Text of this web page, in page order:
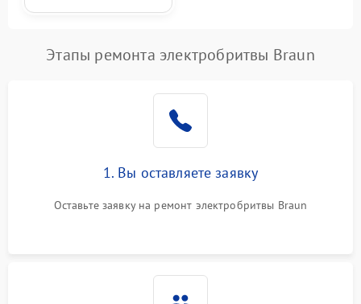
Этапы ремонта электробритвы Braun
1. Вы оставляете заявку
Оставьте заявку на ремонт электробритвы Braun